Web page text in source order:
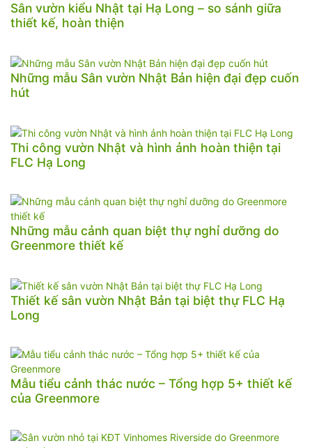
Sân vườn kiểu Nhật tại Hạ Long – so sánh giữa
thiết kế, hoàn thiện
Những mẫu Sân vườn Nhật Bản hiện đại đẹp cuốn
hút
Thi công vườn Nhật và hình ảnh hoàn thiện tại
FLC Hạ Long
Những mẫu cảnh quan biệt thự nghỉ dưỡng do
Greenmore thiết kế
Thiết kế sân vườn Nhật Bản tại biệt thự FLC Hạ
Long
Mẫu tiểu cảnh thác nước – Tổng hợp 5+ thiết kế
của Greenmore